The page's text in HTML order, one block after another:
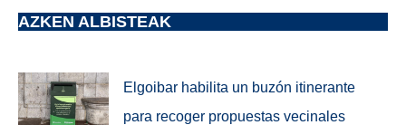
AZKEN ALBISTEAK
Elgoibar habilita un buzón itinerante
para recoger propuestas vecinales